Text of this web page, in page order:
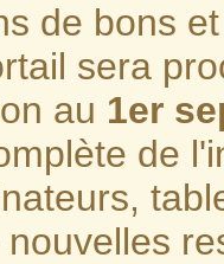
de bons
sera
au 1er
de